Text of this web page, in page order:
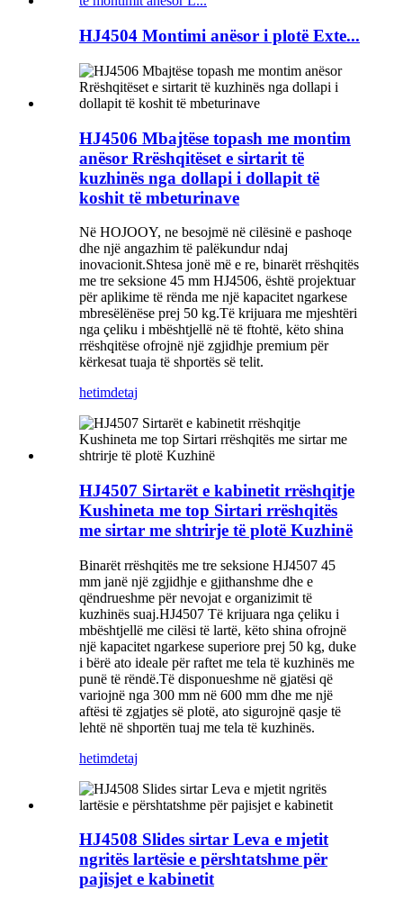
HJ4504 Montimi anësor i plotë Exte...
HJ4506 Mbajtëse topash me montim
anësor Rrëshqitëset e sirtarit të
kuzhinës nga dollapi i dollapit të
koshit të mbeturinave
Në HOJOOY, ne besojmë në cilësinë e pashoqe
dhe një angazhim të palëkundur ndaj
inovacionit.Shtesa jonë më e re, binarët rrëshqitës
me tre seksione 45 mm HJ4506, është projektuar
për aplikime të rënda me një kapacitet ngarkese
mbresëlënëse prej 50 kg.Të krijuara me mjeshtëri
nga çeliku i mbështjellë në të ftohtë, këto shina
rrëshqitëse ofrojnë një zgjidhje premium për
kërkesat tuaja të shportës së telit.
hetimdetaj
HJ4507 Sirtarët e kabinetit rrëshqitje
Kushineta me top Sirtari rrëshqitës
me sirtar me shtrirje të plotë Kuzhinë
Binarët rrëshqitës me tre seksione HJ4507 45
mm janë një zgjidhje e gjithanshme dhe e
qëndrueshme për nevojat e organizimit të
kuzhinës suaj.HJ4507 Të krijuara nga çeliku i
mbështjellë me cilësi të lartë, këto shina ofrojnë
një kapacitet ngarkese superiore prej 50 kg, duke
i bërë ato ideale për raftet me tela të kuzhinës me
punë të rëndë.Të disponueshme në gjatësi që
variojnë nga 300 mm në 600 mm dhe me një
aftësi të zgjatjes së plotë, ato sigurojnë qasje të
lehtë në shportën tuaj me tela të kuzhinës.
hetimdetaj
HJ4508 Slides sirtar Leva e mjetit
ngritës lartësie e përshtatshme për
pajisjet e kabinetit